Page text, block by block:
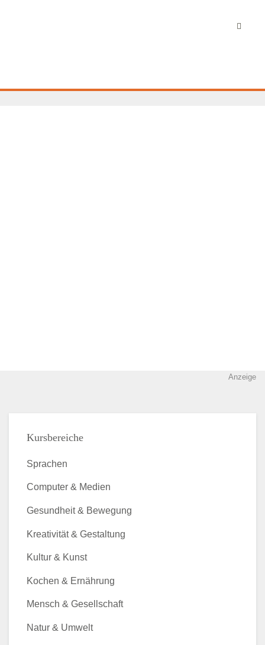
Anzeige
Kursbereiche
Sprachen
Computer & Medien
Gesundheit & Bewegung
Kreativität & Gestaltung
Kultur & Kunst
Kochen & Ernährung
Mensch & Gesellschaft
Natur & Umwelt